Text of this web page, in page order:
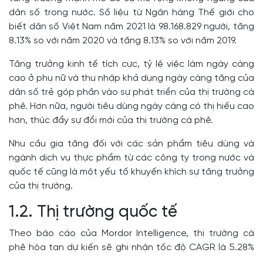
dân số trong nước. Số liệu từ Ngân hàng Thế giới cho
biết dân số Việt Nam năm 2021 là 98.168.829 người, tăng
8.13% so với năm 2020 và tăng 8.13% so với năm 2019.
Tăng trưởng kinh tế tích cực, tỷ lệ việc làm ngày càng
cao ở phụ nữ và thu nhập khả dụng ngày càng tăng của
dân số trẻ góp phần vào sự phát triển của thị trường cà
phê. Hơn nữa, người tiêu dùng ngày càng có thị hiếu cao
hơn, thúc đẩy sự đổi mới của thị trường cà phê.
Nhu cầu gia tăng đối với các sản phẩm tiêu dùng và
ngành dịch vụ thực phẩm từ các công ty trong nước và
quốc tế cũng là một yếu tố khuyến khích sự tăng trưởng
của thị trường.
1.2. Thị trường quốc tế
Theo báo cáo của Mordor Intelligence, thị trường cà
phê hòa tan dự kiến sẽ ghi nhận tốc độ CAGR là 5.28%